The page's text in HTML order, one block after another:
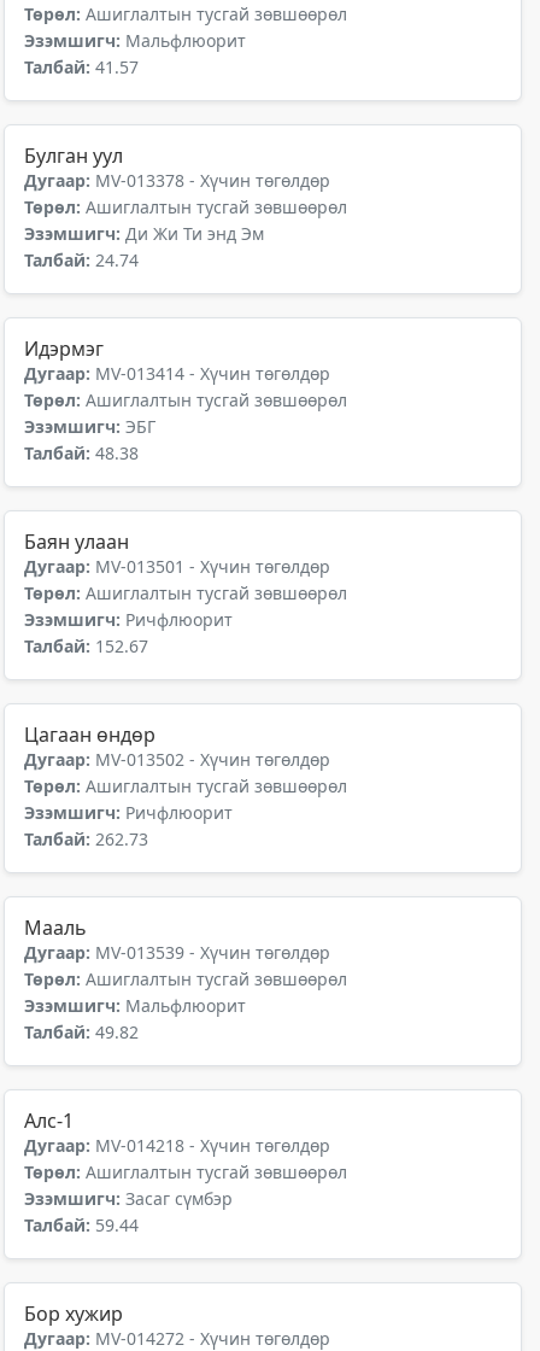
Төрөл: Ашиглалтын тусгай зөвшөөрөл
Эзэмшигч: Мальфлюорит
Талбай: 41.57
Булган уул
Дугаар: MV-013378 - Хүчин төгөлдөр
Төрөл: Ашиглалтын тусгай зөвшөөрөл
Эзэмшигч: Ди Жи Ти энд Эм
Талбай: 24.74
Идэрмэг
Дугаар: MV-013414 - Хүчин төгөлдөр
Төрөл: Ашиглалтын тусгай зөвшөөрөл
Эзэмшигч: ЭБГ
Талбай: 48.38
Баян улаан
Дугаар: MV-013501 - Хүчин төгөлдөр
Төрөл: Ашиглалтын тусгай зөвшөөрөл
Эзэмшигч: Ричфлюорит
Талбай: 152.67
Цагаан өндөр
Дугаар: MV-013502 - Хүчин төгөлдөр
Төрөл: Ашиглалтын тусгай зөвшөөрөл
Эзэмшигч: Ричфлюорит
Талбай: 262.73
Мааль
Дугаар: MV-013539 - Хүчин төгөлдөр
Төрөл: Ашиглалтын тусгай зөвшөөрөл
Эзэмшигч: Мальфлюорит
Талбай: 49.82
Алс-1
Дугаар: MV-014218 - Хүчин төгөлдөр
Төрөл: Ашиглалтын тусгай зөвшөөрөл
Эзэмшигч: Засаг сүмбэр
Талбай: 59.44
Бор хужир
Дугаар: MV-014272 - Хүчин төгөлдөр